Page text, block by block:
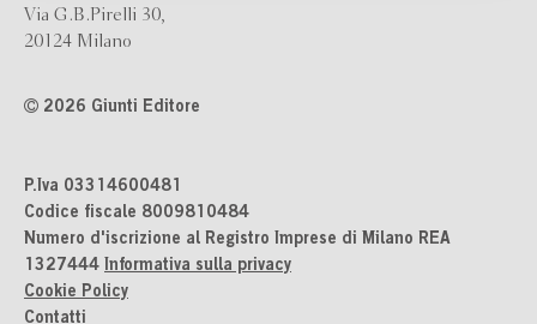
Via G.B.Pirelli 30,
20124 Milano
2026 Giunti Editore
P.Iva 03314600481
Codice fiscale 8009810484
Numero d'iscrizione al Registro Imprese di Milano REA
1327444 Informativa sulla privacy
Cookie Policy
Contatti